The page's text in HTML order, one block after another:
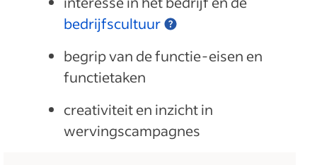
bedrijfscultuur
begrip van de functie-eisen en
functietaken
creativiteit en inzicht in
wervingscampagnes